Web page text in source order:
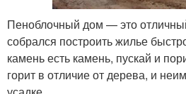
Пеноблочный дом — это
собрался построить жилье
камень есть камень, пускай и
горит в отличие от дерева, и